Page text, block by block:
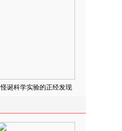
怪诞科学实验的正经发现